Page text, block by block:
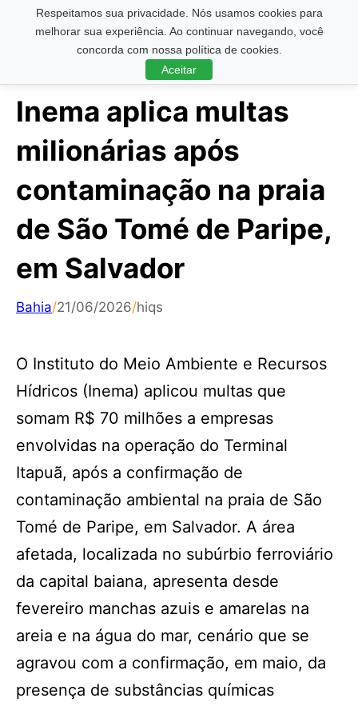
Respeitamos sua privacidade. Nós usamos cookies para
melhorar sua experiência. Ao continuar navegando, você
concorda com nossa política de cookies.
Aceitar
Pesquisar ...
Inema aplica multas
milionárias após
contaminação na praia
de São Tomé de Paripe,
em Salvador
Bahia/21/06/2026/hiqs
O Instituto do Meio Ambiente e Recursos
Hídricos (Inema) aplicou multas que
somam R$ 70 milhões a empresas
envolvidas na operação do Terminal
Itapuã, após a confirmação de
contaminação ambiental na praia de São
Tomé de Paripe, em Salvador. A área
afetada, localizada no subúrbio ferroviário
da capital baiana, apresenta desde
fevereiro manchas azuis e amarelas na
areia e na água do mar, cenário que se
agravou com a confirmação, em maio, da
presença de substâncias químicas